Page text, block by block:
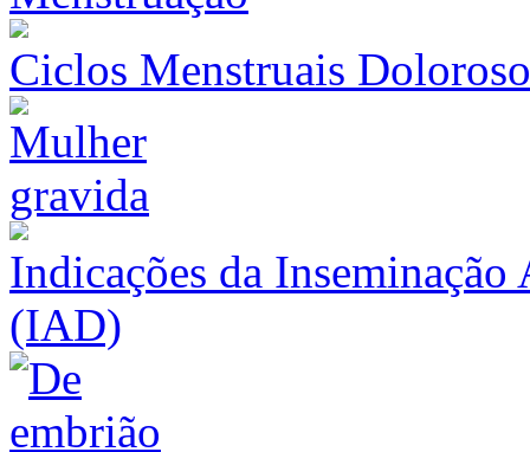
Ciclos Menstruais
Indicações da
(IAD)